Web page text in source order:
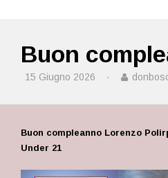
Buon
15 Giugno 2026 ·
Buon compleanno Lorenzo
Under 21